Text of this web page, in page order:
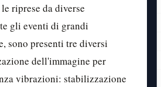
riprese da diverse
gli eventi di grandi
sono presenti tre diversi
dell'immagine per
vibrazioni: stabilizzazione